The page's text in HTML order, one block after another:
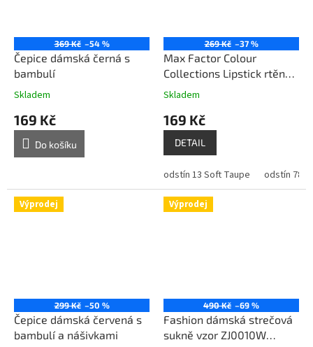
369 Kč –54 %
Čepice dámská černá s
bambulí
Skladem
169 Kč
Do košíku
269 Kč –37 %
Max Factor Colour
Collections Lipstick rtěnka
785 Coffee Toffee 3,4 g
Skladem
169 Kč
DETAIL
odstín 13 Soft Taupe odstín 785
Výprodej
299 Kč –50 %
Čepice dámská červená s
bambulí a nášivkami
Výprodej
490 Kč –69 %
Fashion dámská strečová
sukně vzor ZJ0010W